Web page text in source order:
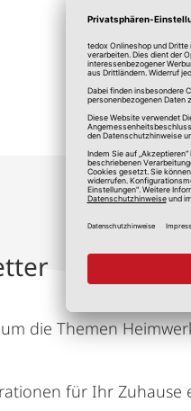
*Alle
die Themen
für Ihr Zuhause